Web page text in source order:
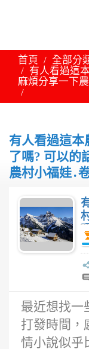
首頁 全部分
有人看過這
麻煩分享一下
有人看過這本
了嗎? 可以的
農村小福娃․
最近想找一
打發時間，
情小說似乎